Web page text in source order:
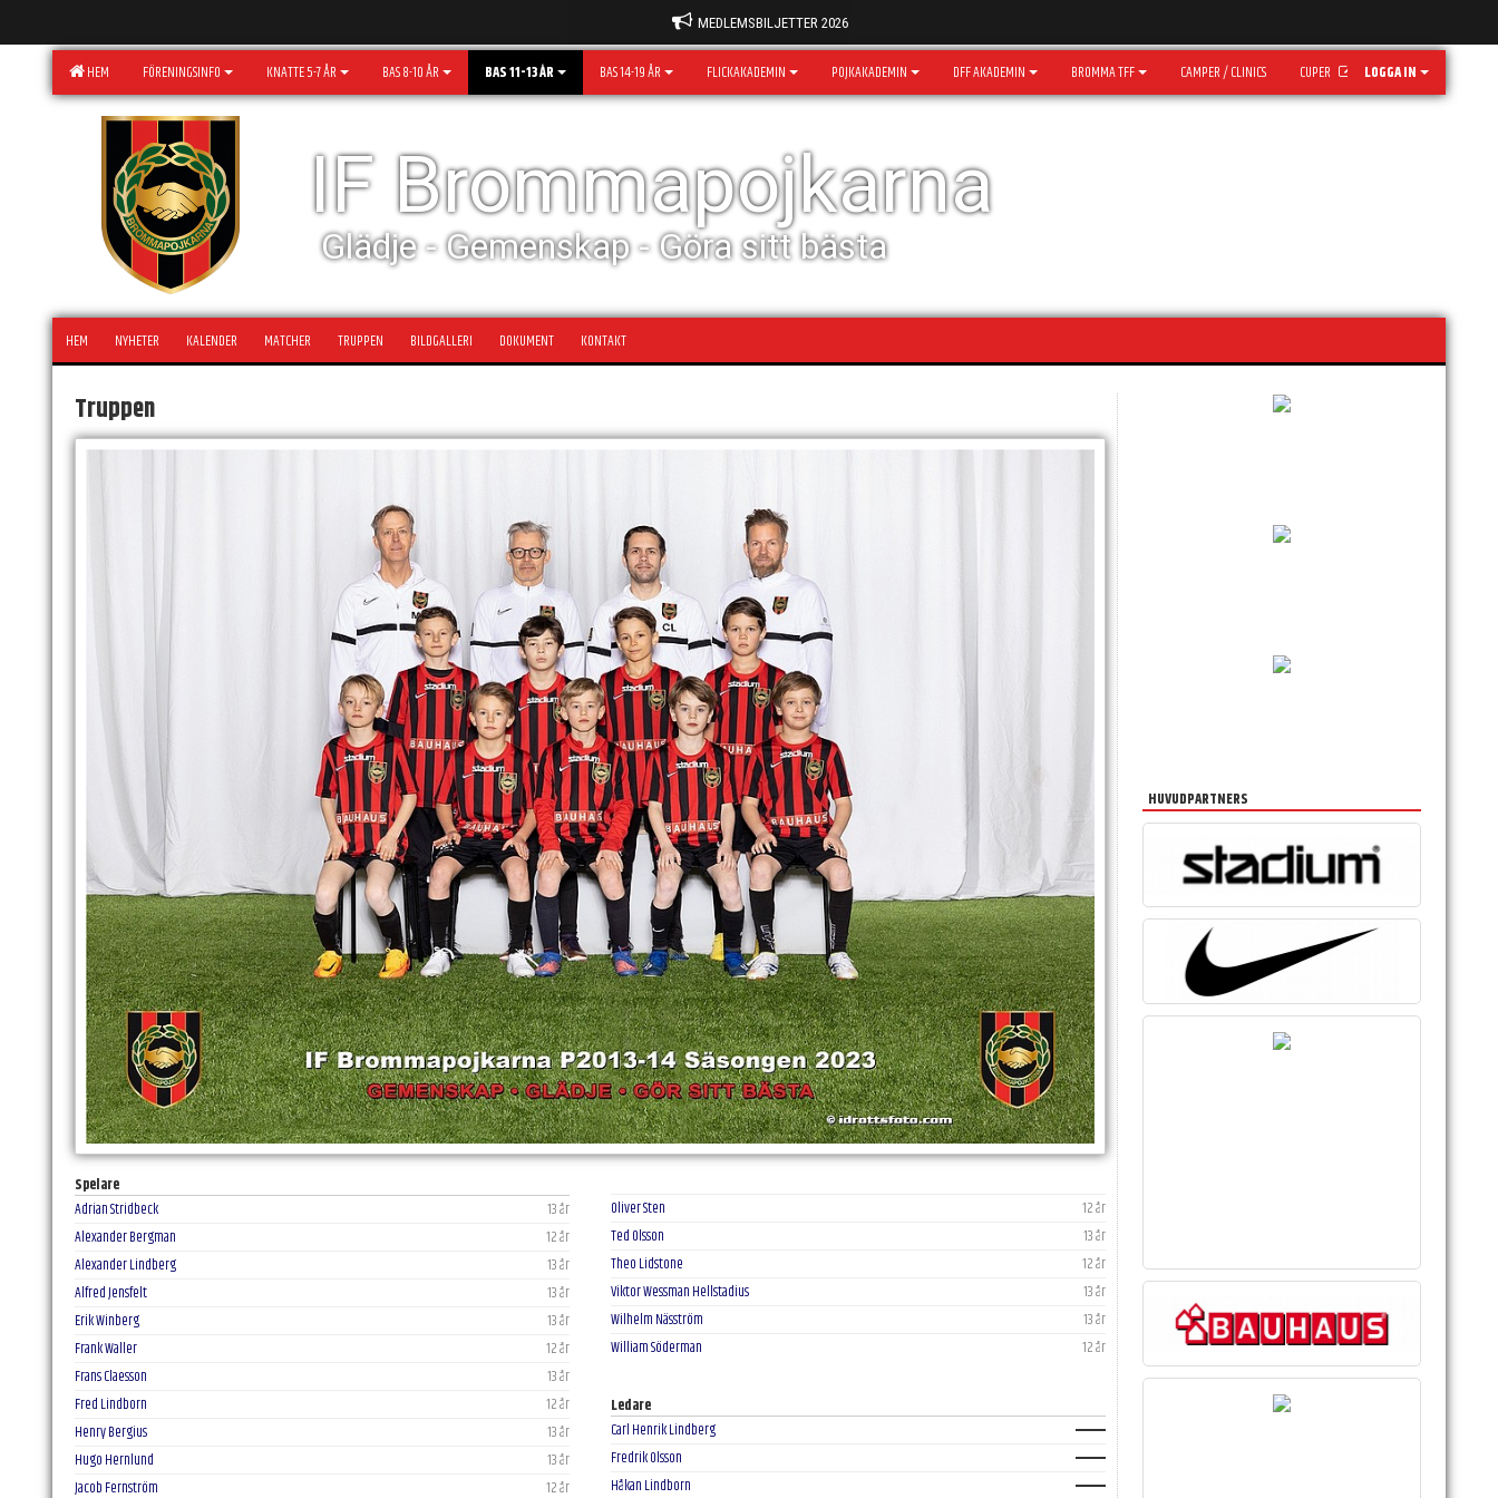
MEDLEMSBILJETTER 2026
HEM FÖRENINGSINFO KNATTE 5-7 ÅR BAS 8-10 ÅR BAS 11-13 ÅR BAS 14-19 ÅR FLICKAKADEMIN POJKAKADEMIN DFF AKADEMIN BROMMA TFF CAMPER / CLINICS CUPER LOGGA IN
IF Brommapojkarna
Glädje - Gemenskap - Göra sitt bästa
HEM NYHETER KALENDER MATCHER TRUPPEN BILDGALLERI DOKUMENT KONTAKT
Truppen
Spelare
Adrian Stridbeck
13 år
Alexander Bergman
12 år
Alexander Lindberg
13 år
Alfred Jensfelt
13 år
Erik Winberg
13 år
Frank Waller
12 år
Frans Claesson
13 år
Fred Lindborn
12 år
Henry Bergius
13 år
Hugo Hernlund
13 år
Jacob Fernström
12 år
Oliver Sten
12 år
Ted Olsson
13 år
Theo Lidstone
12 år
Viktor Wessman Hellstadius
13 år
Wilhelm Näsström
13 år
William Söderman
12 år
Ledare
Carl Henrik Lindberg
Fredrik Olsson
Håkan Lindborn
HUVUDPARTNERS